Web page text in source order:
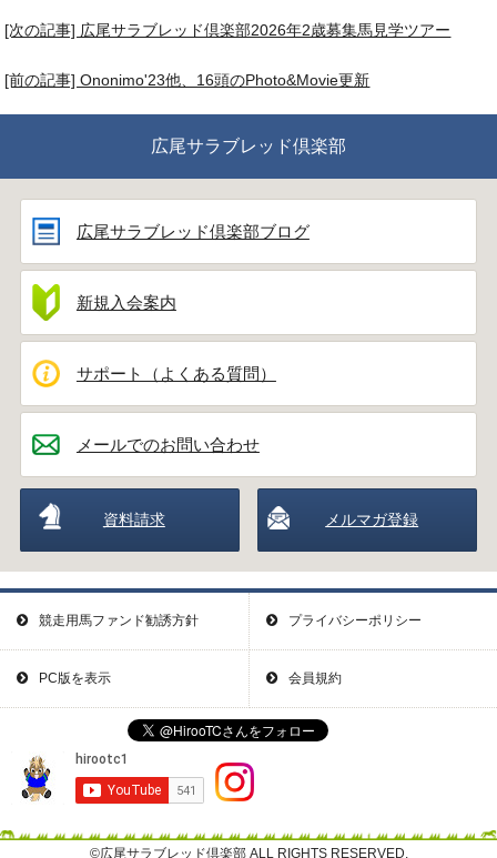
[次の記事] 広尾サラブレッド倶楽部2026年2歳募集馬見学ツアー
[前の記事] Ononimo'23他、16頭のPhoto&Movie更新
広尾サラブレッド倶楽部
広尾サラブレッド倶楽部ブログ
新規入会案内
サポート（よくある質問）
メールでのお問い合わせ
資料請求 メルマガ登録
競走用馬ファンド勧誘方針 プライバシーポリシー
PC版を表示 会員規約
©広尾サラブレッド倶楽部 ALL RIGHTS RESERVED.